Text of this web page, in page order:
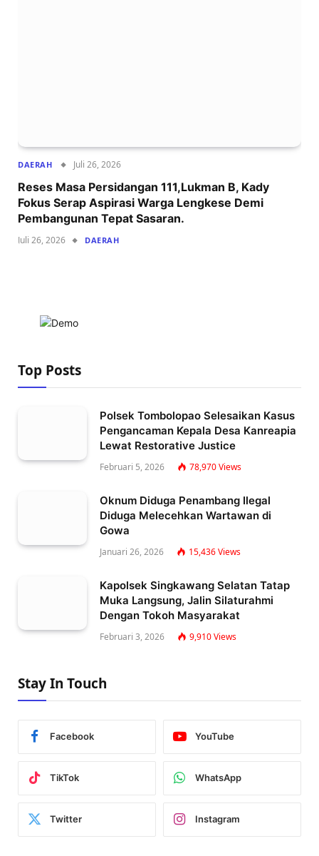
DAERAH Juli 26, 2026
Reses Masa Persidangan 111,Lukman B, Kady
Fokus Serap Aspirasi Warga Lengkese Demi
Pembangunan Tepat Sasaran.
Juli 26, 2026 DAERAH
Top Posts
Polsek Tombolopao Selesaikan Kasus
Pengancaman Kepala Desa Kanreapia
Lewat Restorative Justice
Februari 5, 2026 78,970Views
Oknum Diduga Penambang Ilegal
Diduga Melecehkan Wartawan di
Gowa
Januari 26, 2026 15,436Views
Kapolsek Singkawang Selatan Tatap
Muka Langsung, Jalin Silaturahmi
Dengan Tokoh Masyarakat
Februari 3, 2026 9,910Views
Stay In Touch
Facebook YouTube
TikTok WhatsApp
Twitter Instagram